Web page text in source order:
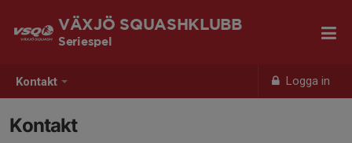
Kontakt Logga in
VÄXJÖ SQUASHKLUBB
Seriespel
Kontakt